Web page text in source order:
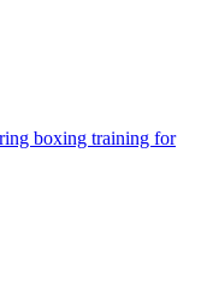
boxing training for